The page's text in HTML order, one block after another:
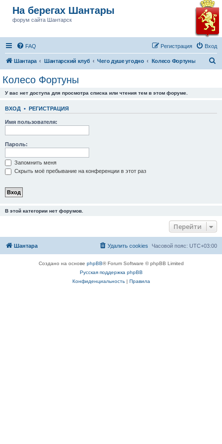
На берегах Шантары
форум сайта Шантарск
FAQ Вход
Регистрация
Шантара Шантарский клуб Чего душе угодно Колесо Фортуны
Колесо Фортуны
У вас нет доступа для просмотра списка или чтения тем в этом форуме.
ВХОД • РЕГИСТРАЦИЯ
Имя пользователя:
Пароль:
Запомнить меня
Скрыть моё пребывание на конференции в этот раз
В этой категории нет форумов.
Перейти
Шантара Часовой пояс: UTC+03:00
Удалить cookies
Создано на основе phpBB® Forum Software © phpBB Limited
Русская поддержка phpBB
Конфиденциальность| Правила